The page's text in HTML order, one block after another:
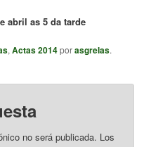
abril as 5 da tarde
,Actas 2014porasgrelas.
no será publicada. Los